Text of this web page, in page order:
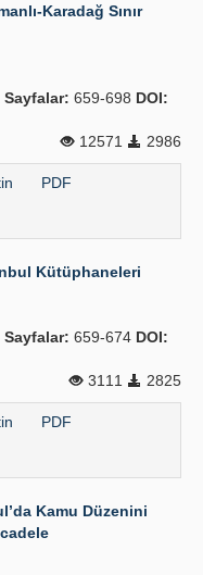
Karadağ Sınır
Sayfalar: 659-698 DOI:
12571
2986
PDF
Kütüphaneleri
Sayfalar: 659-674 DOI:
3111
2825
PDF
Kamu Düzenini